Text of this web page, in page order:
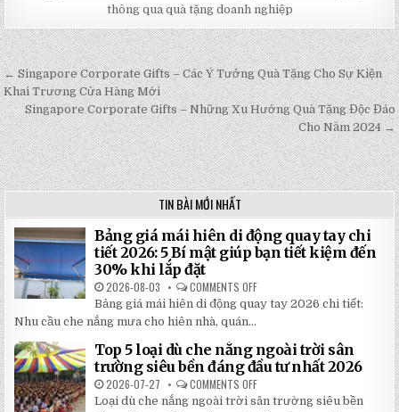
thông qua quà tặng doanh nghiệp
Post
navigation
← Singapore Corporate Gifts – Các Ý Tưởng Quà Tặng Cho Sự Kiện
Khai Trương Cửa Hàng Mới
Singapore Corporate Gifts – Những Xu Hướng Quà Tặng Độc Đáo
Cho Năm 2024 →
TIN BÀI MỚI NHẤT
Bảng giá mái hiên di động quay tay chi
tiết 2026: 5 Bí mật giúp bạn tiết kiệm đến
30% khi lắp đặt
2026-08-03 COMMENTS OFF
BẢNG
GIÁ
ĐỘNG
QUAY
TAY
TIẾT
2026:
Bảng giá mái hiên di động quay tay 2026 chi tiết:
Nhu cầu che nắng mưa cho hiên nhà, quán...
Top 5 loại dù che nắng ngoài trời sân
trường siêu bền đáng đầu tư nhất 2026
2026-07-27 COMMENTS OFF
TOP
5
Loại dù che nắng ngoài trời sân trường siêu bền